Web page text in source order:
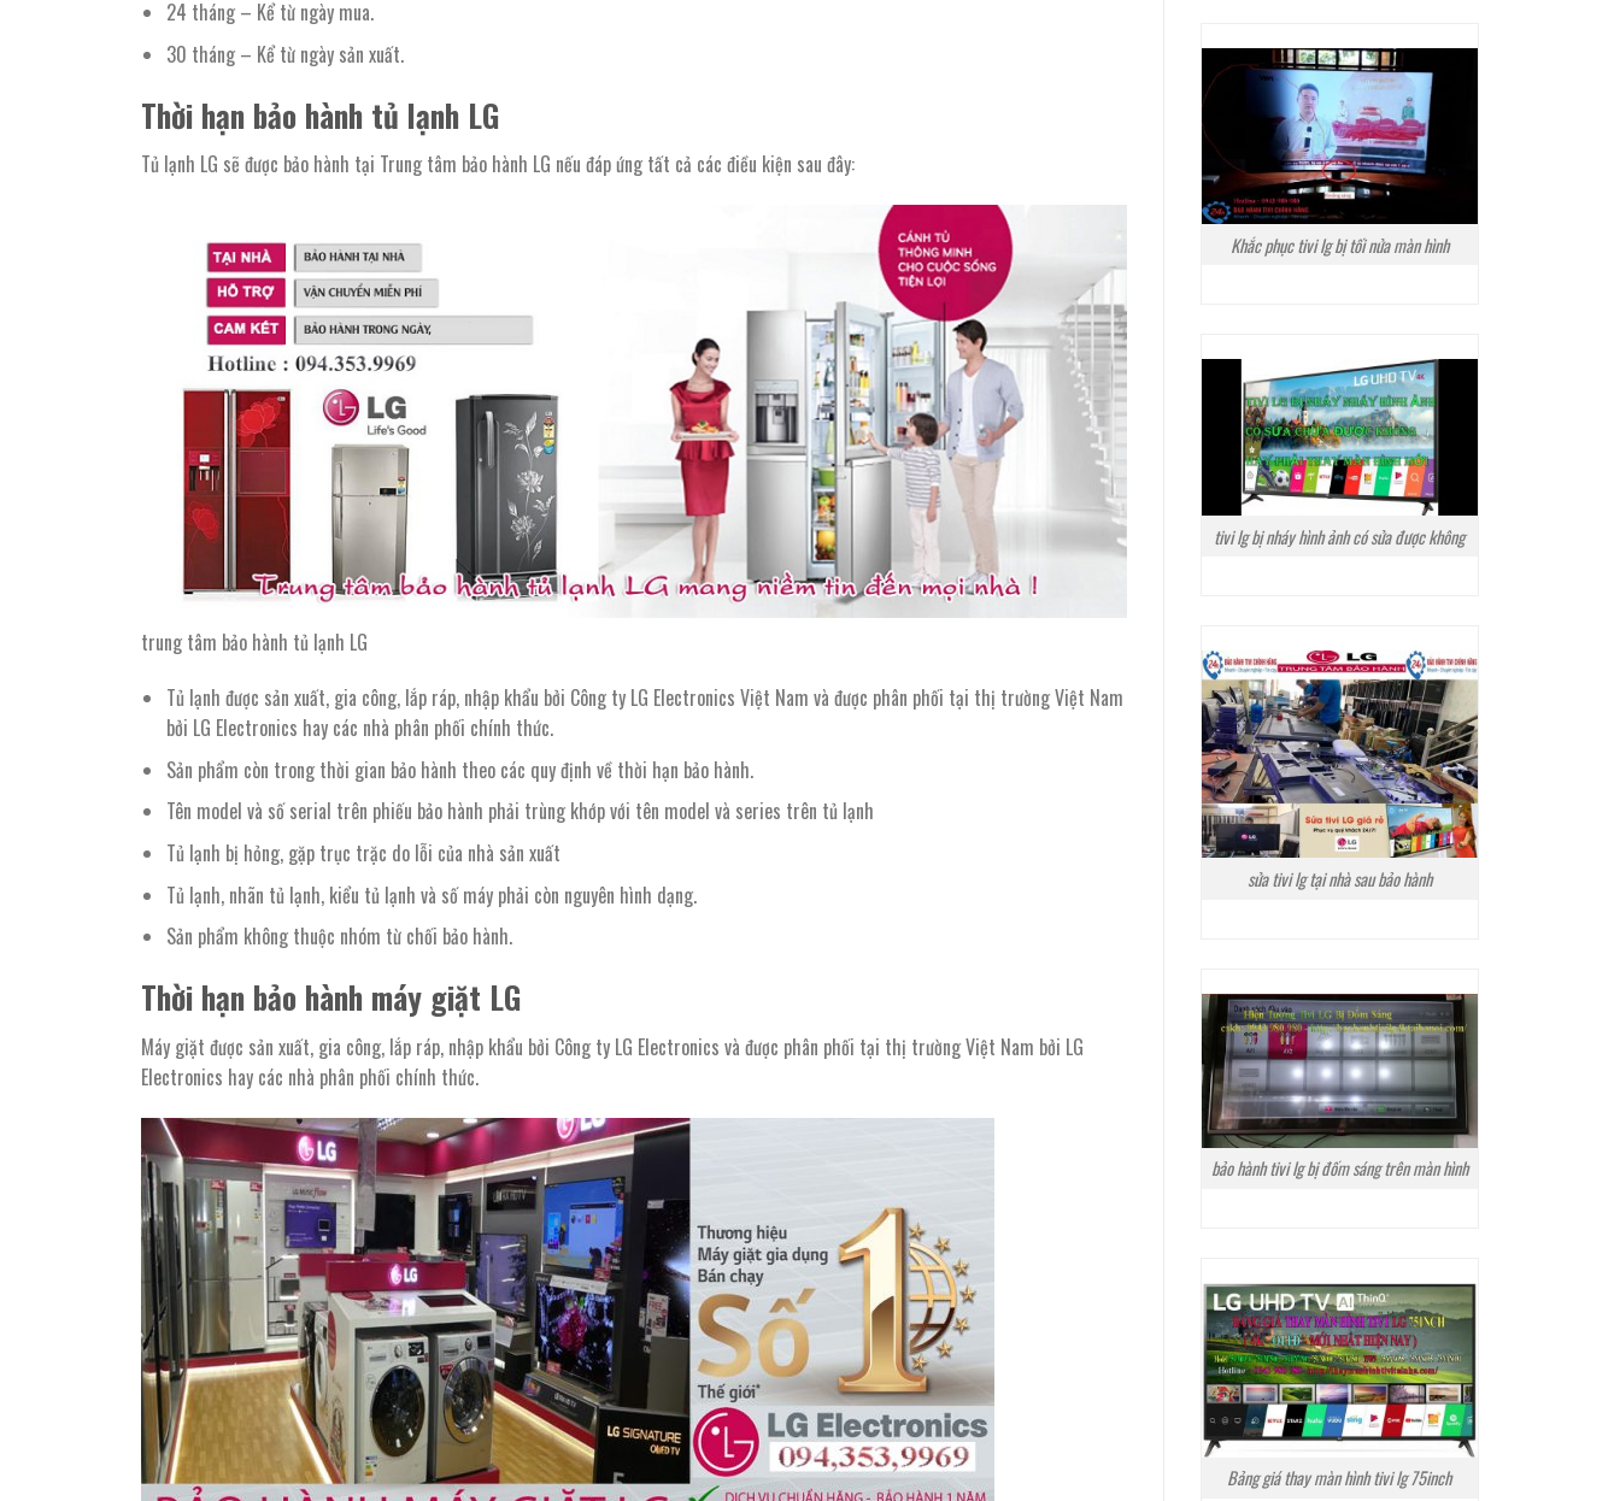
24 tháng – Kể từ ngày mua.
30 tháng – Kể từ ngày sản xuất.
Thời hạn bảo hành tủ lạnh LG
Tủ lạnh LG sẽ được bảo hành tại Trung tâm bảo hành LG nếu đáp ứng tất cả các điều kiện sau đây:
trung tâm bảo hành tủ lạnh LG
Tủ lạnh được sản xuất, gia công, lắp ráp, nhập khẩu bởi Công ty LG Electronics Việt Nam và được phân phối tại thị trường Việt Nam
bởi LG Electronics hay các nhà phân phối chính thức.
Sản phẩm còn trong thời gian bảo hành theo các quy định về thời hạn bảo hành.
Tên model và số serial trên phiếu bảo hành phải trùng khớp với tên model và series trên tủ lạnh
Tủ lạnh bị hỏng, gặp trục trặc do lỗi của nhà sản xuất
Tủ lạnh, nhãn tủ lạnh, kiểu tủ lạnh và số máy phải còn nguyên hình dạng.
Sản phẩm không thuộc nhóm từ chối bảo hành.
Thời hạn bảo hành máy giặt LG
Máy giặt được sản xuất, gia công, lắp ráp, nhập khẩu bởi Công ty LG Electronics và được phân phối tại thị trường Việt Nam bởi LG
Electronics hay các nhà phân phối chính thức.
Khắc phục tivi lg bị tối nửa màn hình
tivi lg bị nháy hình ảnh có sửa được không
sửa tivi lg tại nhà sau bảo hành
bảo hành tivi lg bị đốm sáng trên màn hình
Bảng giá thay màn hình tivi lg 75inch